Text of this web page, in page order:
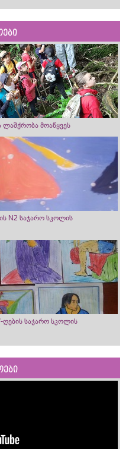
მოაწყვეს
N2 საჯარო სკოლის
ღების საჯარო სკოლის